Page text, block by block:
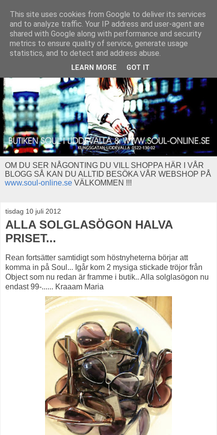
OM DU SER NÅGONTING DU VILL SHOPPA HÄR I VÅR
BLOGG SÅ KAN DU ALLTID BESÖKA VÅR WEBSHOP PÅ
www.soul-online.se VÄLKOMMEN !!!
tisdag 10 juli 2012
ALLA SOLGLASÖGON HALVA
PRISET...
Rean fortsätter samtidigt som höstnyheterna börjar att
komma in på Soul... Igår kom 2 mysiga stickade tröjor från
Object som nu redan är framme i butik.. Alla solglasögon nu
endast 99-...... Kraaam Maria
This site uses cookies from Google to deliver its services
and to analyze traffic. Your IP address and user-agent are
shared with Google along with performance and security
metrics to ensure quality of service, generate usage
statistics, and to detect and address abuse.
LEARN MORE GOT IT